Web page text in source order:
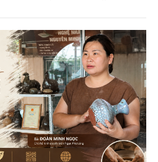
Nông nghiệp và Môi trường
ngày 10/7/2026. Hội thảo thu
100 đại biểu là lãnh đạo
nghiệp và Môi trường,
học, Sở Nông nghiệp và Môi
và đại diện các cơ quan đơn vị
miền núi phía Bắc.